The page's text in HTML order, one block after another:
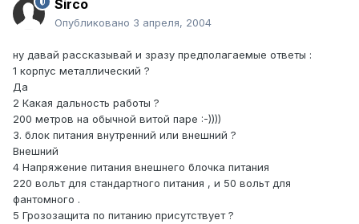
Sirco
Опубликовано 3 апреля, 2004
ну давай рассказывай и зразу предполагаемые ответы :
1 корпус металлический ?
Да
2 Какая дальность работы ?
200 метров на обычной витой паре :-))))
3. блок питания внутренний или внешний ?
Внешний
4 Напряжение питания внешнего блочка питания
220 вольт для стандартного питания , и 50 вольт для
фантомного .
5 Грозозащита по питанию присутствует ?